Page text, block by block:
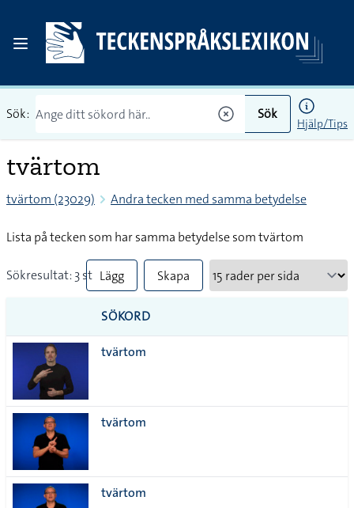
Sök: Sök
Hjälp/Tips
tvärtom
tvärtom (23029) Andra tecken med samma betydelse
Lista på tecken som har samma betydelse som tvärtom
Sökresultat: 3 st Lägg
till
alla i
Skapa
SÖKORD
tvärtom
tvärtom
tvärtom